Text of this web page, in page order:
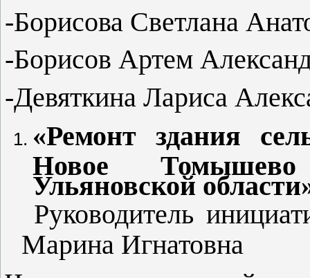
-Борисова Светлана
-Борисов Артем
-Девяткина Лариса
«Ремонт здания
Новое Томышево
Ульяновской
Руководитель
Марина Игнатовна